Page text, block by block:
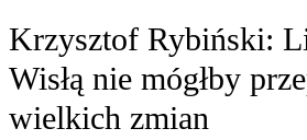
Krzysztof Rybiński:
Wisłą nie mógłby
wielkich zmian